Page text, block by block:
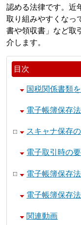
認める法律です。近
取り組みやすくなっ
書や領収書」など取
介します。
目次
国税関係書類
電子帳簿保存
スキャナ保存
電子取引時の
電子帳簿保存
電子帳簿保存
関連動画